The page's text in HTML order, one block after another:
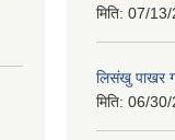
मिति: 07/13/
लिसंखु पाखर
मिति: 06/30/